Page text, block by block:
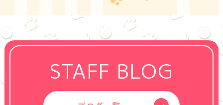
STAFF BLOG